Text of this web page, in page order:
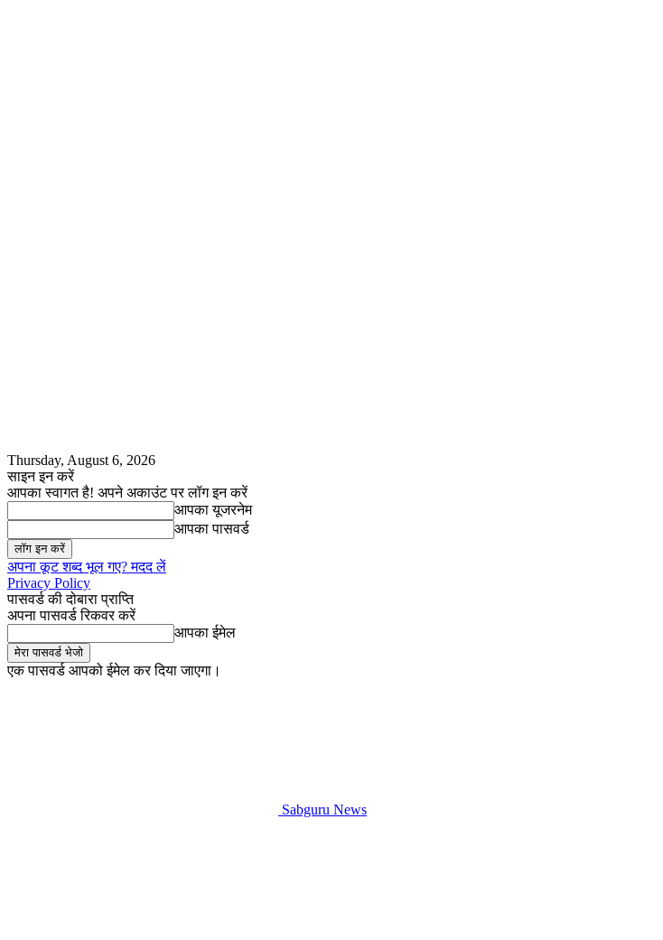
Thursday, August 6, 2026
साइन इन करें
आपका स्वागत है! अपने अकाउंट पर लॉग इन करें
आपका यूजरनेम
आपका पासवर्ड
अपना कूट शब्द भूल गए? मदद लें
Privacy Policy
पासवर्ड की दोबारा प्राप्ति
अपना पासवर्ड रिकवर करें
आपका ईमेल
एक पासवर्ड आपको ईमेल कर दिया जाएगा।
Sabguru News